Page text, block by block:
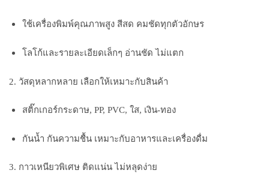
ใช้เครื่องพิมพ์คุณภาพสูง สีสด คมชัดทุกตัวอักษร
โลโก้และรายละเอียดเล็กๆ อ่านชัด ไม่แตก
2. วัสดุหลากหลาย เลือกให้เหมาะกับสินค้า
สติ๊กเกอร์กระดาษ, PP, PVC, ใส, เงิน-ทอง
กันน้ำ กันความชื้น เหมาะกับอาหารและเครื่องดื่ม
3. กาวเหนียวพิเศษ ติดแน่น ไม่หลุดง่าย